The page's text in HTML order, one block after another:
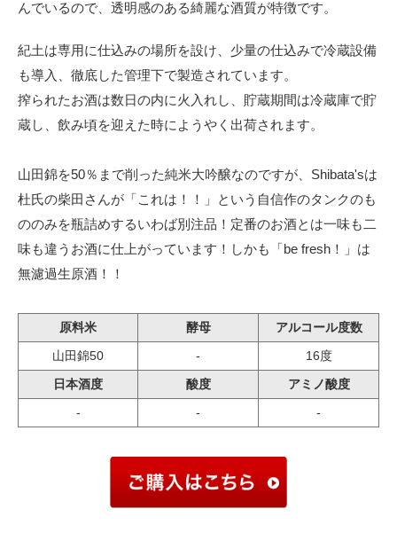
んでいるので、透明感のある綺麗な酒質が特徴です。
紀土は専用に仕込みの場所を設け、少量の仕込みで冷蔵設備
も導入、徹底した管理下で製造されています。
搾られたお酒は数日の内に火入れし、貯蔵期間は冷蔵庫で貯
蔵し、飲み頃を迎えた時にようやく出荷されます。
山田錦を50％まで削った純米大吟醸なのですが、Shibata'sは
杜氏の柴田さんが「これは！！」という自信作のタンクのも
ののみを瓶詰めするいわば別注品！定番のお酒とは一味も二
味も違うお酒に仕上がっています！しかも「be fresh！」は
無濾過生原酒！！
原料米 酵母
アルコール度数
山田錦50
-
16度
日本酒度
酸度
アミノ酸度
-
- -